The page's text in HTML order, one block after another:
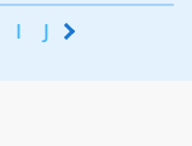
I J K